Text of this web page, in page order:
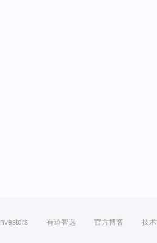
Investors 有道智选 官方博客 技